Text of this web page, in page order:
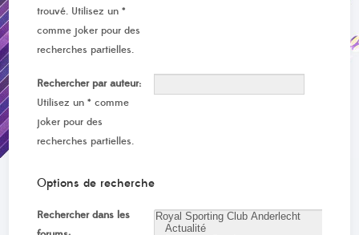
trouvé. Utilisez un *
comme joker pour des
recherches partielles.
Rechercher par auteur:
Utilisez un * comme
joker pour des
recherches partielles.
Options de recherche
Rechercher dans les